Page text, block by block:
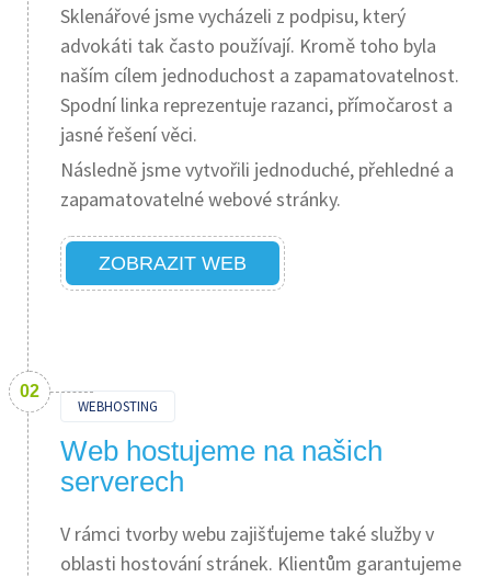
Sklenářové jsme vycházeli z podpisu, který
advokáti tak často používají. Kromě toho byla
naším cílem jednoduchost a zapamatovatelnost.
Spodní linka reprezentuje razanci, přímočarost a
jasné řešení věci.
Následně jsme vytvořili jednoduché, přehledné a
zapamatovatelné webové stránky.
ZOBRAZIT WEB
WEBHOSTING
Web hostujeme na našich
serverech
V rámci tvorby webu zajišťujeme také služby v
oblasti hostování stránek. Klientům garantujeme